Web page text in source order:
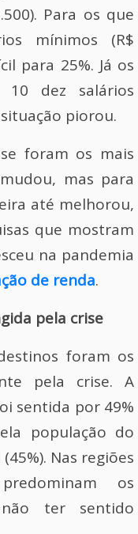
Para os que
mínimos (R$
para 25%. Já os
dez salários
piorou.
foram os mais
mas para
até melhorou,
que mostram
na pandemia
de renda.
pela crise
foram os
pela crise. A
sentida por 49%
população do
Nas regiões
os
ter sentido